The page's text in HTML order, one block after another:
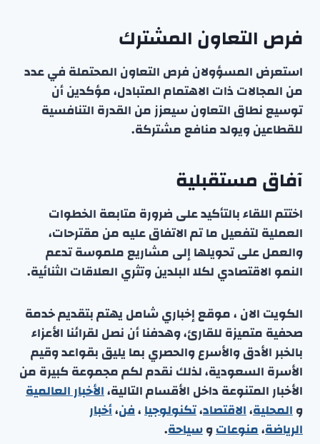
فرص التعاون المشترك
استعرض المسؤولان فرص التعاون المحتملة في عدد
من المجالات ذات الاهتمام المتبادل، مؤكدين أن
توسيع نطاق التعاون سيعزز من القدرة التنافسية
للقطاعين ويولد منافع مشتركة.
آفاق مستقبلية
اختتم اللقاء بالتأكيد على ضرورة متابعة الخطوات
العملية لتفعيل ما تم الاتفاق عليه من مقترحات،
والعمل على تحويلها إلى مشاريع ملموسة تدعم
النمو الاقتصادي لكلا البلدين وتثري العلاقات الثنائية.
الكويت الان ، موقع إخباري شامل يهتم بتقديم خدمة
صحفية متميزة للقارئ، وهدفنا أن نصل لقرائنا الأعزاء
بالخبر الأدق والأسرع والحصري بما يليق بقواعد وقيم
الأسرة السعودية، لذلك نقدم لكم مجموعة كبيرة من
الأخبار المتنوعة داخل الأقسام التالية،الأخبار العالمية
والمحلية،الاقتصاد،تكنولوجيا،فن،أخبار
الرياضة،منوعاتوسياحة.